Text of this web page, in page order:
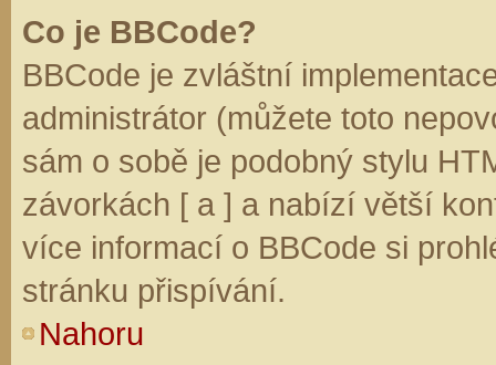
Co je BBCode?
BBCode je zvláštní
administrátor (můžete toto
sám o sobě je podobný stylu
závorkách [ a ] a nabízí větší
více informací o BBCode si
stránku přispívání.
Nahoru